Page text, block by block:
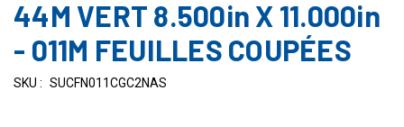
44M VERT 8.500in X 11.000in
- 011M FEUILLES COUPÉES
SKU : SUCFN011CGC2NAS